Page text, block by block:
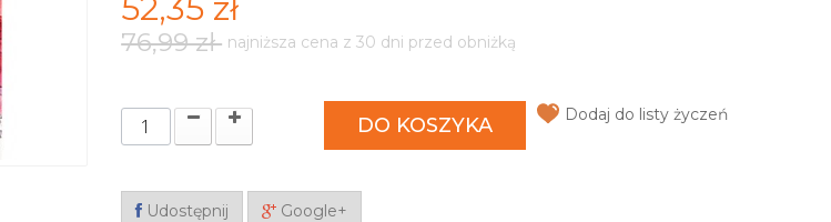
52,35 zł
76,99 zł najniższa cena z 30 dni przed obniżką
DO KOSZYKA Dodaj do listy życzeń
Udostępnij Google+